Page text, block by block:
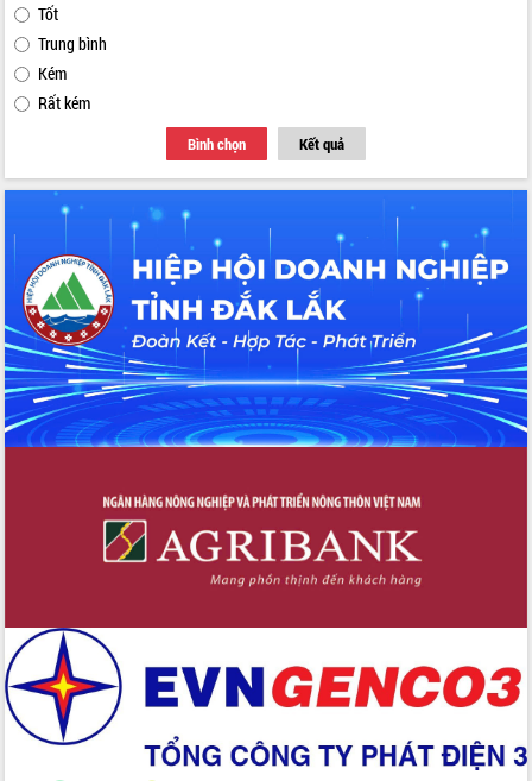
Tốt
Trung bình
Kém
Rất kém
Bình chọn Kết quả